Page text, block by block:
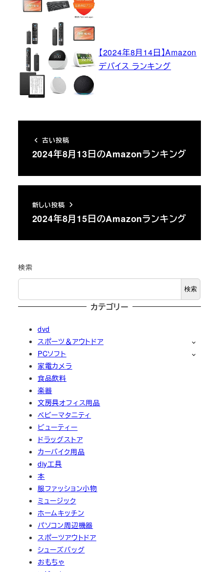
【2024年8月14日】Amazon
デバイス ランキング
古い投稿
2024年8月13日のAmazonランキング
新しい投稿
2024年8月15日のAmazonランキング
検索
検索
カテゴリー
dvd
スポーツ＆アウトドア
PCソフト
家電カメラ
食品飲料
楽器
文房具オフィス用品
ベビーマタニティ
ビューティー
ドラッグストア
カーバイク用品
diy工具
本
服ファッション小物
ミュージック
ホームキッチン
パソコン周辺機器
スポーツアウトドア
シューズバッグ
おもちゃ